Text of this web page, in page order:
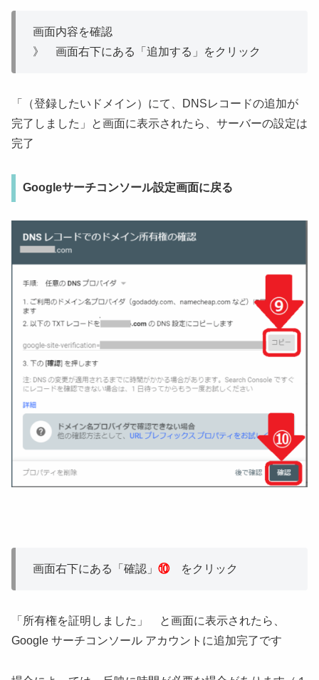
画面内容を確認
》 画面右下にある「追加する」をクリック
「（登録したいドメイン）にて、DNSレコードの追加が
完了しました」と画面に表示されたら、サーバーの設定は
完了
Googleサーチコンソール設定画面に戻る
画面右下にある「確認」 ⑩をクリック
「所有権を証明しました」 と画面に表示されたら、
Google サーチコンソール アカウントに追加完了です